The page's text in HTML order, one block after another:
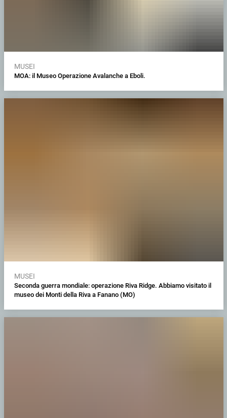
MUSEI
MOA: il Museo Operazione Avalanche a Eboli.
MUSEI
Seconda guerra mondiale: operazione Riva Ridge. Abbiamo visitato il
museo dei Monti della Riva a Fanano (MO)